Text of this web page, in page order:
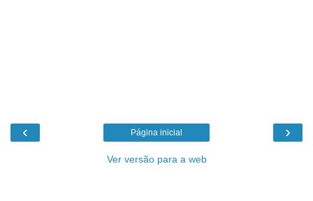
‹ ›
Página inicial
Ver versão para a web